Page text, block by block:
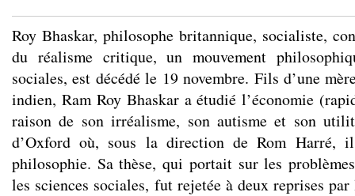
Roy Bhaskar, philosophe britannique, socialiste,
du réalisme critique, un mouvement
sociales, est décédé le 19 novembre. Fils d’une
indien, Ram Roy Bhaskar a étudié l’économie
raison de son irréalisme, son autisme et son
d’Oxford où, sous la direction de Rom Harré,
philosophie. Sa thèse, qui portait sur les
les sciences sociales, fut rejetée à deux reprises